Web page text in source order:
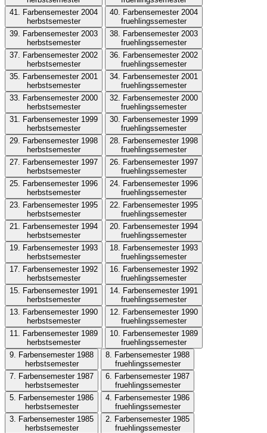
41. Farbensemester 2004
herbstsemester
40. Farbensemester 2004
fruehlingssemester
39. Farbensemester 2003
herbstsemester
38. Farbensemester 2003
fruehlingssemester
37. Farbensemester 2002
herbstsemester
36. Farbensemester 2002
fruehlingssemester
35. Farbensemester 2001
herbstsemester
34. Farbensemester 2001
fruehlingssemester
33. Farbensemester 2000
herbstsemester
32. Farbensemester 2000
fruehlingssemester
31. Farbensemester 1999
herbstsemester
30. Farbensemester 1999
fruehlingssemester
29. Farbensemester 1998
herbstsemester
28. Farbensemester 1998
fruehlingssemester
27. Farbensemester 1997
herbstsemester
26. Farbensemester 1997
fruehlingssemester
25. Farbensemester 1996
herbstsemester
24. Farbensemester 1996
fruehlingssemester
23. Farbensemester 1995
herbstsemester
22. Farbensemester 1995
fruehlingssemester
21. Farbensemester 1994
herbstsemester
20. Farbensemester 1994
fruehlingssemester
19. Farbensemester 1993
herbstsemester
18. Farbensemester 1993
fruehlingssemester
17. Farbensemester 1992
herbstsemester
16. Farbensemester 1992
fruehlingssemester
15. Farbensemester 1991
herbstsemester
14. Farbensemester 1991
fruehlingssemester
13. Farbensemester 1990
herbstsemester
12. Farbensemester 1990
fruehlingssemester
11. Farbensemester 1989
herbstsemester
10. Farbensemester 1989
fruehlingssemester
9. Farbensemester 1988
herbstsemester
8. Farbensemester 1988
fruehlingssemester
7. Farbensemester 1987
herbstsemester
6. Farbensemester 1987
fruehlingssemester
5. Farbensemester 1986
herbstsemester
4. Farbensemester 1986
fruehlingssemester
3. Farbensemester 1985
herbstsemester
2. Farbensemester 1985
fruehlingssemester